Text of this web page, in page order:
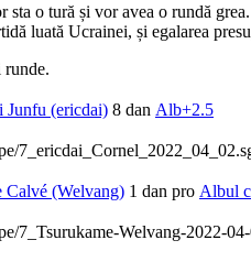
o tură și vor avea o rundă
luată Ucrainei, și egalarea
runde.
Junfu (ericdai) 8 dan Alb+2.5
Calvé (Welvang) 1 dan pro Albul
7_Tsurukame-Welvang-2022-